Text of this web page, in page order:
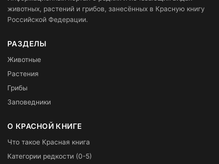
животных, растений и грибов, занесённых в Красную книгу
Российской Федерации.
РАЗДЕЛЫ
Животные
Растения
Грибы
Заповедники
О КРАСНОЙ КНИГЕ
Что такое Красная книга
Категории редкости (0-5)